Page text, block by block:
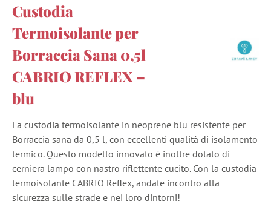
Custodia
Termoisolante per
Borraccia Sana 0,5l
CABRIO REFLEX –
blu
La custodia termoisolante in neoprene blu resistente per
Borraccia sana da 0,5 l, con eccellenti qualità di isolamento
termico. Questo modello innovato è inoltre dotato di
cerniera lampo con nastro riflettente cucito. Con la custodia
termoisolante CABRIO Reflex, andate incontro alla
sicurezza sulle strade e nei loro dintorni!